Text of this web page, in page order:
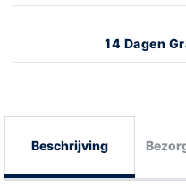
14 Dagen
Beschrijving